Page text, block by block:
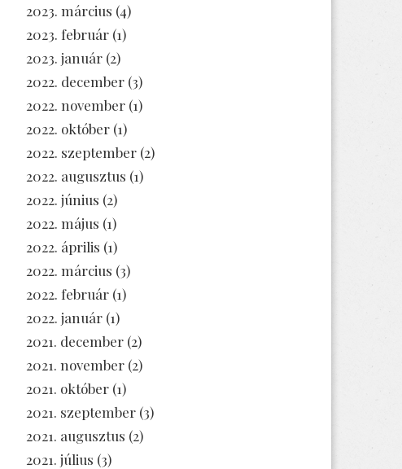
2023. március (4)
2023. február (1)
2023. január (2)
2022. december (3)
2022. november (1)
2022. október (1)
2022. szeptember (2)
2022. augusztus (1)
2022. június (2)
2022. május (1)
2022. április (1)
2022. március (3)
2022. február (1)
2022. január (1)
2021. december (2)
2021. november (2)
2021. október (1)
2021. szeptember (3)
2021. augusztus (2)
2021. július (3)